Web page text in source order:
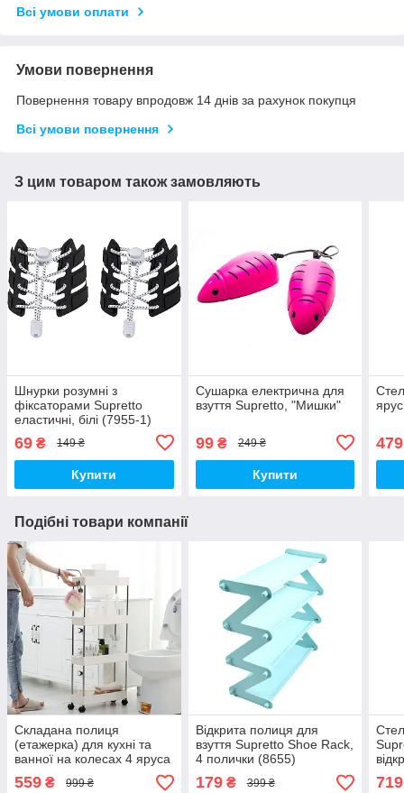
Всі умови оплати
Умови повернення
Повернення товару впродовж 14 днів за рахунок покупця
Всі умови повернення
З цим товаром також замовляють
Шнурки розумні з
фіксаторами Supretto
еластичні, білі (7955-1)
69 ₴ 149 ₴
Купити
Сушарка електрична для
взуття Supretto, "Мишки"
99₴ 249 ₴
Купити
479
Подібні товари компанії
Складана полиця
(етажерка) для кухні та
ванної на колесах 4 яруса
559 ₴ 999 ₴
Відкрита полиця для
взуття Supretto Shoe Rack,
4 полички (8655)
179₴ 399 ₴ 719